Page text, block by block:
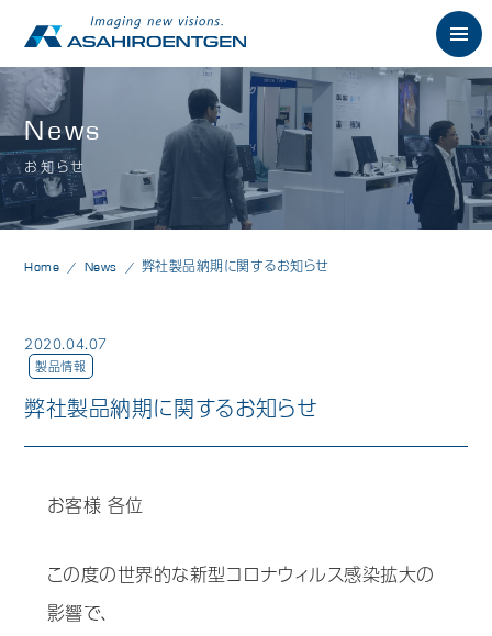
News お知らせ
Philosophy 朝日の想い
歯科用X線製品
3D外貌スキャナ製品
耳鼻科用X線製品
News
お知らせ
Home News 弊社製品納期に関するお知らせ
2020.04.07
製品情報
弊社製品納期に関するお知らせ
お客様 各位
この度の世界的な新型コロナウィルス感染拡大の
影響で、